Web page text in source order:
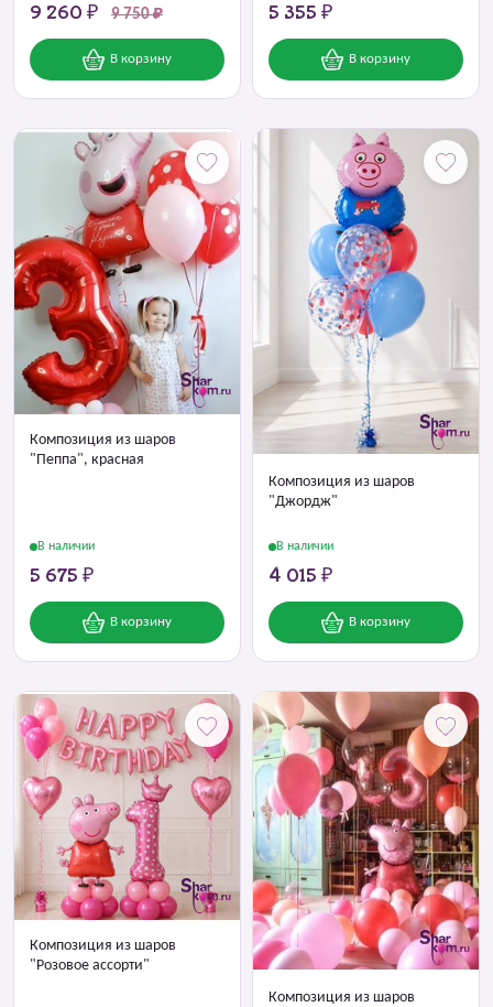
9 260 ₽ 9 750 ₽
В корзину
5 355 ₽
В корзину
Композиция из шаров
"Пеппа", красная
В наличии
5 675 ₽
В корзину
Композиция из шаров
"Джордж"
В наличии
4 015 ₽
В корзину
Композиция из шаров
"Розовое ассорти"
Композиция из шаров